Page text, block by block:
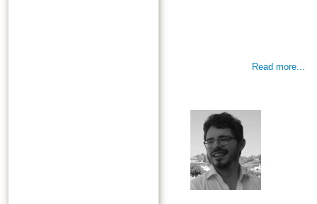
Read more...